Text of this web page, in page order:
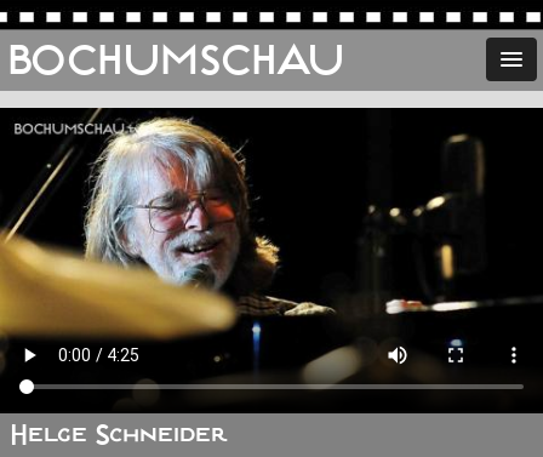
BOCHUMSCHAU
Helge Schneider